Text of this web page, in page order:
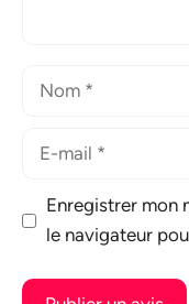
Nom
Enregistrer mon
le navigateur